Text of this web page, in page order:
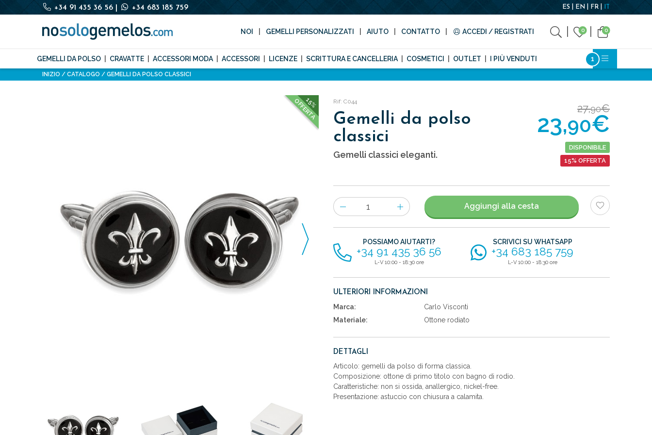
+34 91 435 36 56 +34 683 185 759 ES EN FR IT
NOI GEMELLI PERSONALIZZATI AIUTO CONTATTO ACCEDI / REGISTRATI 0 0
GEMELLI DA POLSO CRAVATTE ACCESSORI MODA ACCESSORI LICENZE SCRITTURA E CANCELLERIA COSMETICI OUTLET I PIÙ VENDUTI
INIZIO CATALOGO GEMELLI DA POLSO CLASSICI
15%
OFFERTA Rif: C044
Gemelli da polso
classici
Gemelli classici eleganti.
27,90€
23,90€
DISPONIBILE
15% OFFERTA
Numero
di
articoli
Aggiungi alla cesta
POSSIAMO AIUTARTI?
+34 91 435 36 56
L-V 10:00 - 18:30 ore
SCRIVICI SU WHATSAPP
+34 683 185 759
L-V 10:00 - 18:30 ore
ULTERIORI INFORMAZIONI
Marca:
Carlo Visconti
Materiale:
Ottone rodiato
DETTAGLI
Articolo: gemelli da polso di forma classica.
Composizione: ottone di primo titolo con bagno di rodio.
Caratteristiche: non si ossida, anallergico, nickel-free.
Presentazione: astuccio con chiusura a calamita.